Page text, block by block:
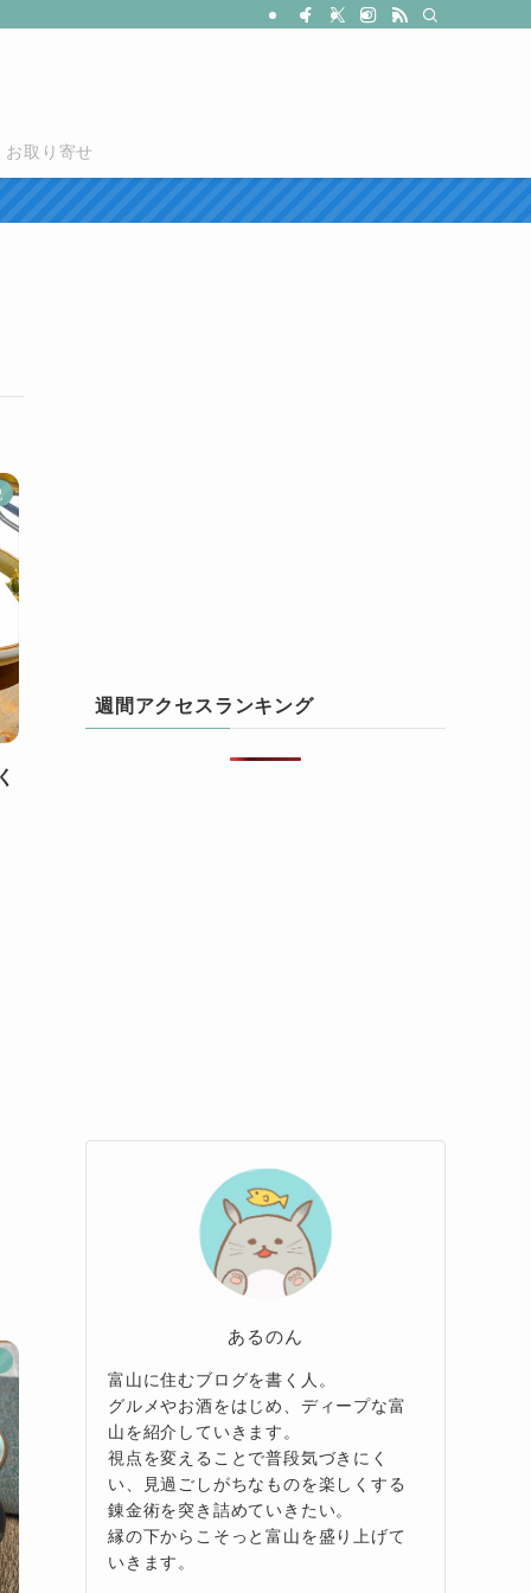
お取り寄せ
週間アクセスランキング
あるのん
富山に住むブログを書く人。
グルメやお酒をはじめ、ディープな富
山を紹介していきます。
視点を変えることで普段気づきにく
い、見過ごしがちなものを楽しくする
錬金術を突き詰めていきたい。
縁の下からこそっと富山を盛り上げて
いきます。